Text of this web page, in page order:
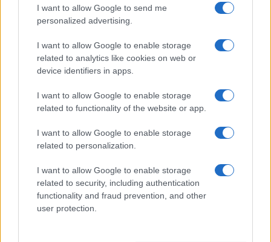
I want to allow Google to send me
personalized advertising.
I want to allow Google to enable storage
related to analytics like cookies on web or
device identifiers in apps.
I want to allow Google to enable storage
related to functionality of the website or app.
I want to allow Google to enable storage
related to personalization.
I want to allow Google to enable storage
related to security, including authentication
functionality and fraud prevention, and other
user protection.